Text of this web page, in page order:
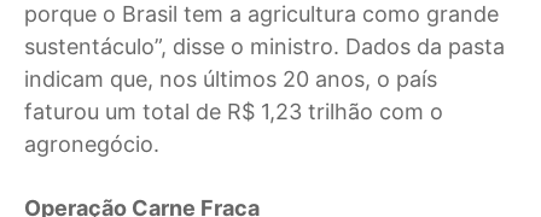
porque o Brasil tem a agricultura como grande
sustentáculo”, disse o ministro. Dados da pasta
indicam que, nos últimos 20 anos, o país
faturou um total de R$ 1,23 trilhão com o
agronegócio.
Operação Carne Fraca